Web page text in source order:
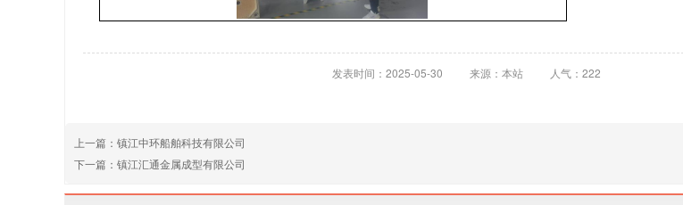
发表时间：2025-05-30 来源：本站 人气：222
上一篇： 镇江中环船舶科技有限公司
下一篇： 镇江汇通金属成型有限公司